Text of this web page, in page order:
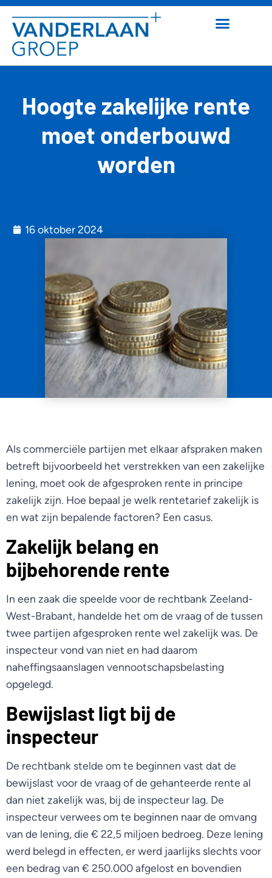
Hoogte zakelijke rente
moet onderbouwd
worden
16 oktober 2024
Als commerciële partijen met elkaar afspraken maken
betreft bijvoorbeeld het verstrekken van een zakelijke
lening, moet ook de afgesproken rente in principe
zakelijk zijn. Hoe bepaal je welk rentetarief zakelijk is
en wat zijn bepalende factoren? Een casus.
Zakelijk belang en
bijbehorende rente
In een zaak die speelde voor de rechtbank Zeeland-
West-Brabant, handelde het om de vraag of de tussen
twee partijen afgesproken rente wel zakelijk was. De
inspecteur vond van niet en had daarom
naheffingsaanslagen vennootschapsbelasting
opgelegd.
Bewijslast ligt bij de
inspecteur
De rechtbank stelde om te beginnen vast dat de
bewijslast voor de vraag of de gehanteerde rente al
dan niet zakelijk was, bij de inspecteur lag. De
inspecteur verwees om te beginnen naar de omvang
van de lening, die € 22,5 miljoen bedroeg. Deze lening
werd belegd in effecten, er werd jaarlijks slechts voor
een bedrag van € 250.000 afgelost en bovendien